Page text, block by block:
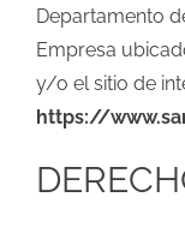
Departamento
Empresa
y/o el sitio de
https://